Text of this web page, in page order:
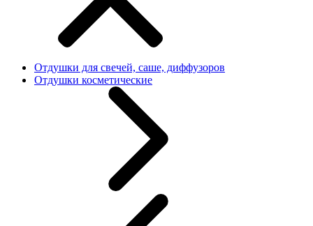
Отдушки для свечей, саше, диффузоров
Отдушки косметические